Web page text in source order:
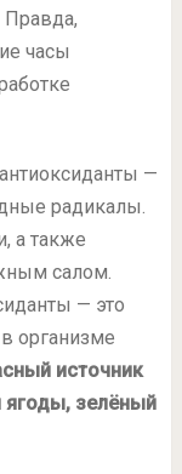
часы
—
радикалы.
а также
салом.
— это
организме
источник
зелёный